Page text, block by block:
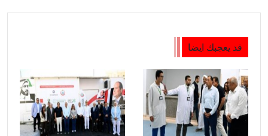
قد يعجبك ايضا